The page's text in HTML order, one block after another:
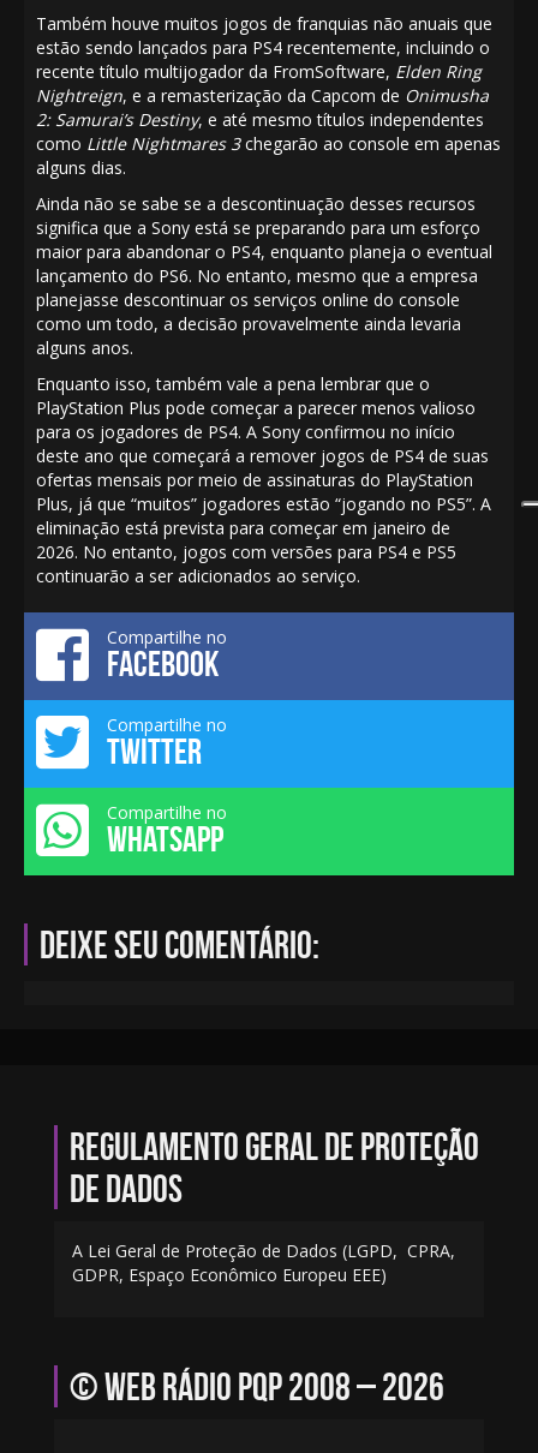
Também houve muitos jogos de franquias não anuais que
estão sendo lançados para PS4 recentemente, incluindo o
recente título multijogador da FromSoftware, Elden Ring
Nightreign, e a remasterização da Capcom de Onimusha
2: Samurai’s Destiny, e até mesmo títulos independentes
como Little Nightmares 3chegarão ao console em apenas
alguns dias.
Ainda não se sabe se a descontinuação desses recursos
significa que a Sony está se preparando para um esforço
maior para abandonar o PS4, enquanto planeja o eventual
lançamento do PS6. No entanto, mesmo que a empresa
planejasse descontinuar os serviços online do console
como um todo, a decisão provavelmente ainda levaria
alguns anos.
Enquanto isso, também vale a pena lembrar que o
PlayStation Plus pode começar a parecer menos valioso
para os jogadores de PS4. A Sony confirmou no início
deste ano que começará a remover jogos de PS4 de suas
ofertas mensais por meio de assinaturas do PlayStation
Plus, já que “muitos” jogadores estão “jogando no PS5”. A
eliminação está prevista para começar em janeiro de
2026. No entanto, jogos com versões para PS4 e PS5
continuarão a ser adicionados ao serviço.
Compartilhe no
FACEBOOK
Compartilhe no
TWITTER
Compartilhe no
WHATSAPP
Deixe seu comentário:
Regulamento geral de proteção
de dados
A Lei Geral de Proteção de Dados (LGPD, CPRA,
GDPR, Espaço Econômico Europeu EEE)
© Web Rádio PQP 2008 – 2026